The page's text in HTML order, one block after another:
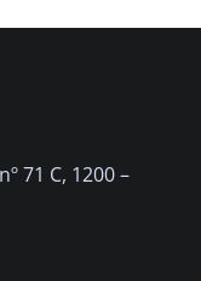
71 C, 1200 –